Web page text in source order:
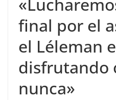
final por el
el Léleman
disfrutando
nunca»